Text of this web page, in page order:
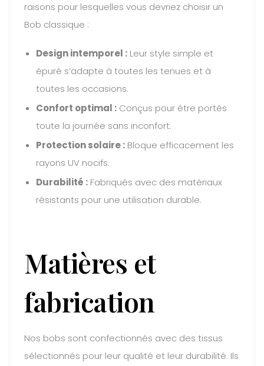
raisons pour lesquelles vous devriez choisir un
Bob classique :
Design intemporel : Leur style simple et
épuré s’adapte à toutes les tenues et à
toutes les occasions.
Confort optimal : Conçus pour être portés
toute la journée sans inconfort.
Protection solaire : Bloque efficacement les
rayons UV nocifs.
Durabilité : Fabriqués avec des matériaux
résistants pour une utilisation durable.
Matières et
fabrication
Nos bobs sont confectionnés avec des tissus
sélectionnés pour leur qualité et leur durabilité. Ils